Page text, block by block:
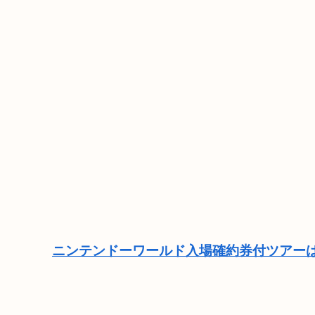
ニンテンドーワールド入場確約券付ツアー